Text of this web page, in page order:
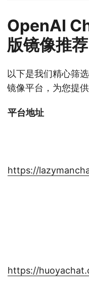
OpenAI
版镜像推荐
以下是我们精心筛
镜像平台，为您提
平台地址
https://
https://